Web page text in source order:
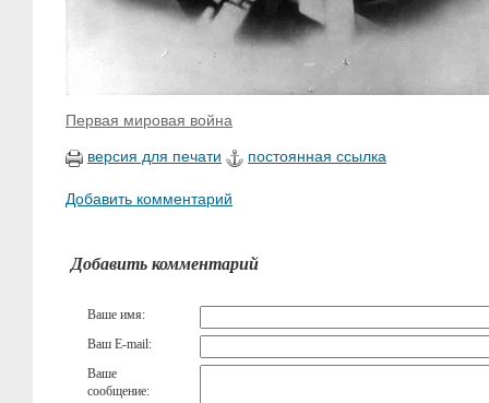
Первая мировая война
версия для печати постоянная ссылка
Добавить комментарий
Добавить комментарий
Ваше имя:
Ваш E-mail:
Ваше
сообщение: